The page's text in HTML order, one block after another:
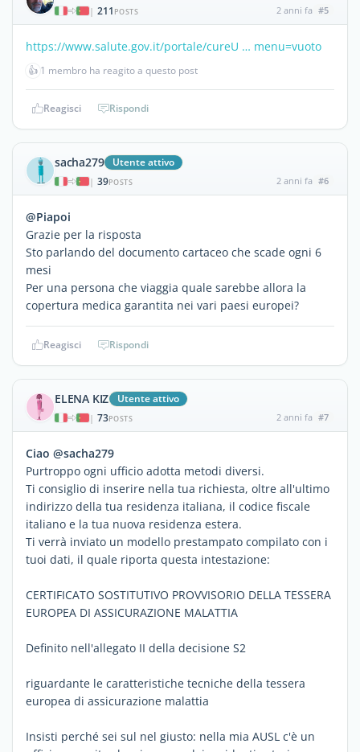
| 211 POSTS 2 anni fa #5
https://www.salute.gov.it/portale/cureU … menu=vuoto
👍 1 membro ha reagito a questo post
Reagisci Rispondi
sacha279 Utente attivo
| 39POSTS 2 anni fa #6
@Piapoi
Grazie per la risposta
Sto parlando del documento cartaceo che scade ogni 6
mesi
Per una persona che viaggia quale sarebbe allora la
copertura medica garantita nei vari paesi europei?
Reagisci Rispondi
ELENA KIZ Utente attivo
| 73POSTS 2 anni fa #7
Ciao @sacha279
Purtroppo ogni ufficio adotta metodi diversi.
Ti consiglio di inserire nella tua richiesta, oltre all'ultimo
indirizzo della tua residenza italiana, il codice fiscale
italiano e la tua nuova residenza estera.
Ti verrà inviato un modello prestampato compilato con i
tuoi dati, il quale riporta questa intestazione:
CERTIFICATO SOSTITUTIVO PROVVISORIO DELLA TESSERA
EUROPEA DI ASSICURAZIONE MALATTIA
Definito nell'allegato II della decisione S2
riguardante le caratteristiche tecniche della tessera
europea di assicurazione malattia
Insisti perché sei sul nel giusto: nella mia AUSL c'è un